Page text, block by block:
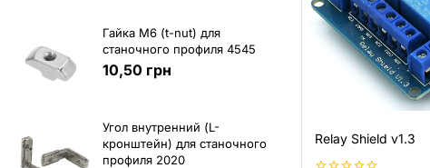
Relay Shield v1.3
Гайка М6 (t-nut) для
станочного профиля 4545
10,50 грн
Угол внутренний (L-
кронштейн) для станочного
профиля 2020